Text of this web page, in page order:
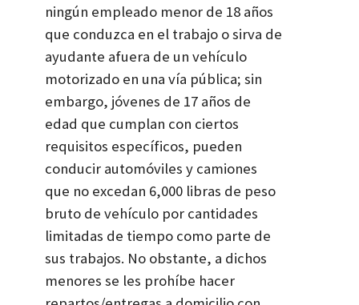
ningún empleado menor de 18 años
que conduzca en el trabajo o sirva de
ayudante afuera de un vehículo
motorizado en una vía pública; sin
embargo, jóvenes de 17 años de
edad que cumplan con ciertos
requisitos específicos, pueden
conducir automóviles y camiones
que no excedan 6,000 libras de peso
bruto de vehículo por cantidades
limitadas de tiempo como parte de
sus trabajos. No obstante, a dichos
menores se les prohíbe hacer